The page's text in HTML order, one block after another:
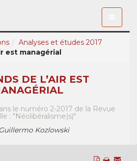
Analyses et études 2017
est managérial
DE L’AIR EST
le numéro 2-2017 de la Revue
: "Néolibéralisme(s)"
Kozlowski